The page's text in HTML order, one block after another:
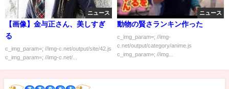
ニュース
【画像】金与正さん、美しすぎ
る
c_img_param=; //img-c.net/output/site/42.js
c_img_param=; //img-c.net/...
ニュース
動物の賢さランキン作った
c_img_param=; //img-
c.net/output/category/anime.js
c_img_param=; //img...